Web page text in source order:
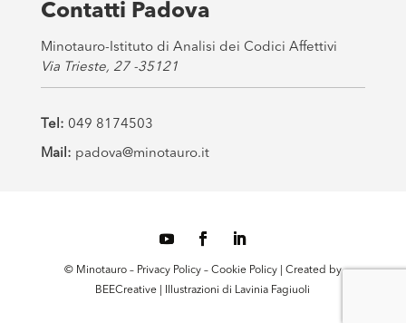
Contatti Padova
Minotauro-Istituto di Analisi dei Codici Affettivi
Via Trieste, 27 -35121
Tel: 049 8174503
Mail: padova@minotauro.it
© Minotauro – Privacy Policy– Cookie Policy
| Created by
BEECreative | Illustrazioni di Lavinia Fagiuoli